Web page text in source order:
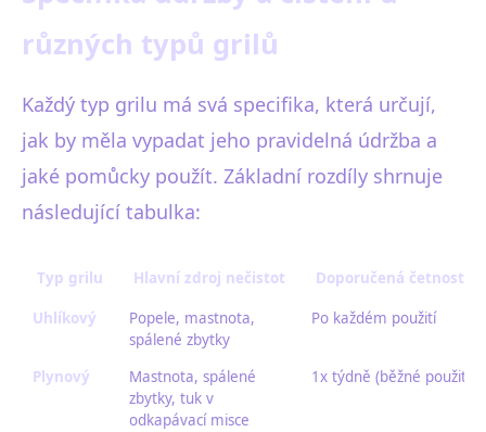
různých typů grilů
Každý typ grilu má svá specifika, která určují,
jak by měla vypadat jeho pravidelná údržba a
jaké pomůcky použít. Základní rozdíly shrnuje
následující tabulka:
Typ grilu Hlavní zdroj nečistot Doporučená četnost
Uhlíkový
Popele, mastnota,
spálené zbytky
Po každém použití
Plynový
Mastnota, spálené
zbytky, tuk v
odkapávací misce
1x týdně (běžné použití)